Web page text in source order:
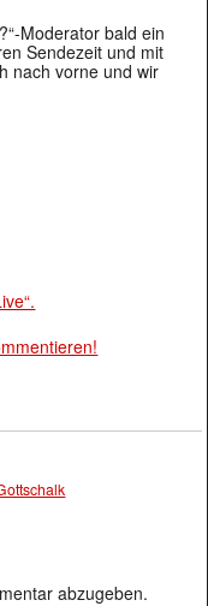
Moderator bald ein
Sendezeit und mit
nach vorne und wir
abzugeben.